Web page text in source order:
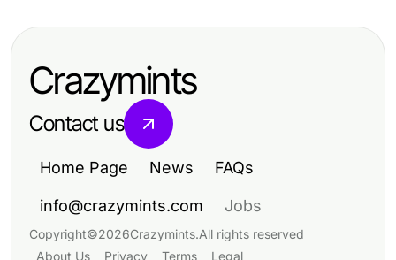
指南
美大豆实时数据接口在2026年推动外
Crazymints
Contact us
Home Page News FAQs
info@crazymints.com Jobs
Copyright©2026Crazymints.All rights reserved
About Us
Privacy Terms Legal